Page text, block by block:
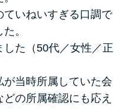
いねいすぎる口調で
。
した（50代／女性／正
当時所属していた会
の所属確認にも応え